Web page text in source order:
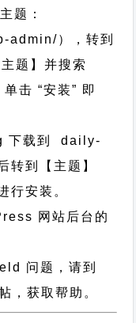
题：
admin/），转到
题】并搜索
击 “安装” 即
下载到 daily-
到【主题】
行安装。
网站后台的
问题，请到
获取帮助。